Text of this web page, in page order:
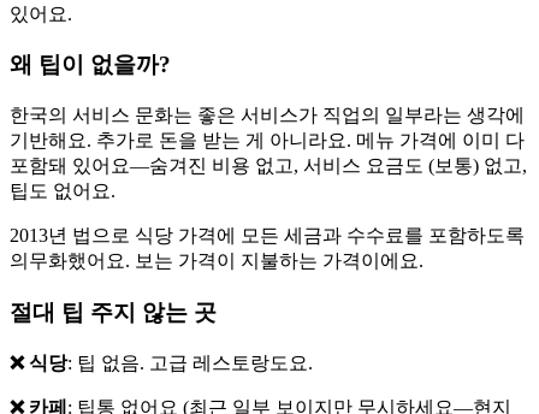
있어요.
왜 팁이 없을까?
한국의 서비스 문화는 좋은 서비스가 직업의 일부라는 생각에
기반해요. 추가로 돈을 받는 게 아니라요. 메뉴 가격에 이미 다
포함돼 있어요—숨겨진 비용 없고, 서비스 요금도 (보통) 없고,
팁도 없어요.
2013년 법으로 식당 가격에 모든 세금과 수수료를 포함하도록
의무화했어요. 보는 가격이 지불하는 가격이에요.
절대 팁 주지 않는 곳
❌ 식당: 팁 없음. 고급 레스토랑도요.
❌ 카페 : 팁통 없어요 (최근 일부 보이지만 무시하세요—현지